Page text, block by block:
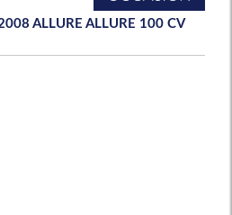
ALLURE ALLURE 100 CV